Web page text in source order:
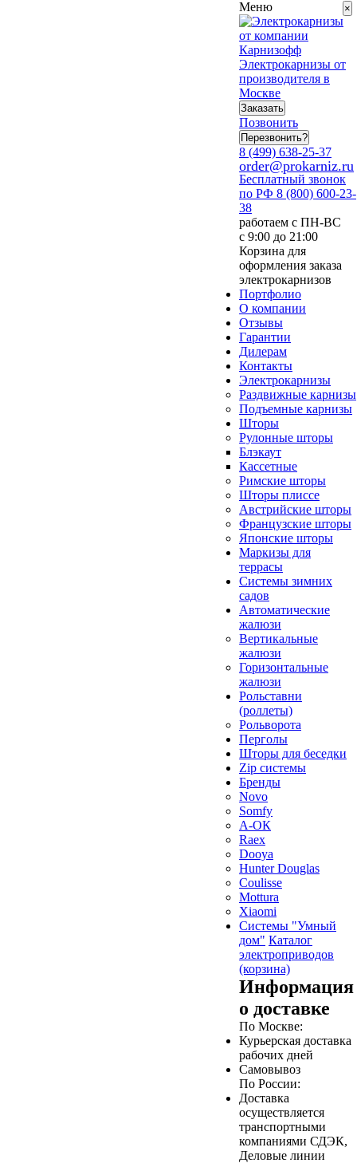
Меню
Электрокарнизы от
производителя в
Москве
Заказать
Позвонить
Перезвонить?
8 (499) 638-25-37
order@prokarniz.ru
Бесплатный звонок
по РФ 8 (800) 600-23-
38
работаем с ПН-ВС
с 9:00 до 21:00
Корзина для
оформления заказа
электрокарнизов
Портфолио
О компании
Отзывы
Гарантии
Дилерам
Контакты
Электрокарнизы
Раздвижные карнизы
Подъемные карнизы
Шторы
Рулонные шторы
Блэкаут
Кассетные
Римские шторы
Шторы плиссе
Австрийские шторы
Французские шторы
Японские шторы
Маркизы для
террасы
Системы зимних
садов
Автоматические
жалюзи
Вертикальные
жалюзи
Горизонтальные
жалюзи
Рольставни
(роллеты)
Рольворота
Перголы
Шторы для беседки
Zip системы
Бренды
Novo
Somfy
А-ОК
Raex
Dooya
Hunter Douglas
Coulisse
Mottura
Xiaomi
Системы "Умный
дом" Каталог
электроприводов
(корзина)
Информация
о доставке
По Москве:
Курьерская доставка
рабочих дней
Самовывоз
По России:
Доставка
осуществляется
транспортными
компаниями СДЭК,
Деловые линии
×